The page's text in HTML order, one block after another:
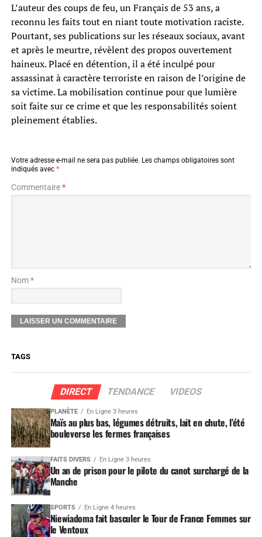
L’auteur des coups de feu, un Français de 53 ans, a
reconnu les faits tout en niant toute motivation raciste.
Pourtant, ses publications sur les réseaux sociaux, avant
et après le meurtre, révèlent des propos ouvertement
haineux. Placé en détention, il a été inculpé pour
assassinat à caractère terroriste en raison de l’origine de
sa victime. La mobilisation continue pour que lumière
soit faite sur ce crime et que les responsabilités soient
pleinement établies.
Votre adresse e-mail ne sera pas publiée. Les champs obligatoires sont
indiqués avec *
Commentaire*
Nom *
TAGS
DIRECT TENDANCE VIDEOS
PLANÈTE En Ligne 3 heures
Maïs au plus bas, légumes détruits, lait en chute, l’été
bouleverse les fermes françaises
FAITS DIVERS En Ligne 3 heures
Un an de prison pour le pilote du canot surchargé de la
Manche
SPORTS En Ligne 4 heures
Niewiadoma fait basculer le Tour de France Femmes sur
le Ventoux